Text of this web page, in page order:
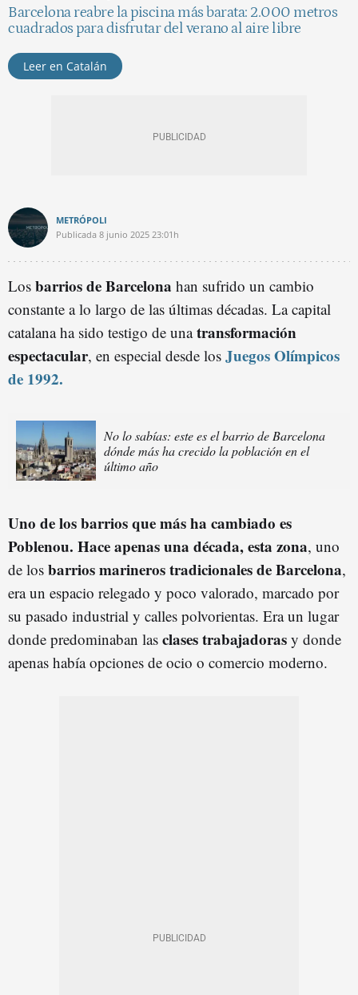
Barcelona reabre la piscina más barata: 2.000 metros
cuadrados para disfrutar del verano al aire libre
Leer en Catalán
METRÓPOLI
Publicada 8 junio 2025 23:01h
Los barrios de Barcelona han sufrido un cambio
constante a lo largo de las últimas décadas. La capital
catalana ha sido testigo de unatransformación
espectacular, en especial desde los Juegos Olímpicos
de 1992.
No lo sabías: este es el barrio de Barcelona
dónde más ha crecido la población en el
último año
Uno de los barrios que más ha cambiado es
Poblenou. Hace apenas una década, esta zona, uno
de los barrios marineros tradicionales de Barcelona,
era un espacio relegado y poco valorado, marcado por
su pasado industrial y calles polvorientas. Era un lugar
donde predominaban las clases trabajadoras y donde
apenas había opciones de ocio o comercio moderno.